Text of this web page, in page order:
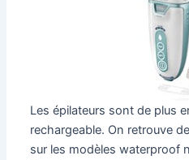
Les épilateurs sont de plus
rechargeable. On retrouve
sur les modèles waterproof